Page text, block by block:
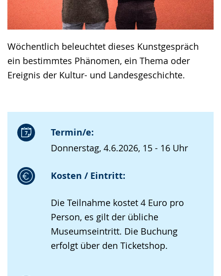
Wöchentlich beleuchtet dieses Kunstgespräch
ein bestimmtes Phänomen, ein Thema oder
Ereignis der Kultur- und Landesgeschichte.
Termin/e:
Donnerstag, 4.6.2026, 15 - 16 Uhr
Kosten / Eintritt:
Die Teilnahme kostet 4 Euro pro
Person, es gilt der übliche
Museumseintritt. Die Buchung
erfolgt über den Ticketshop.